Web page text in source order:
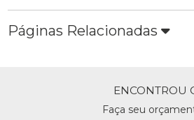
Páginas Relacionadas
ENCONTROU
Faça seu